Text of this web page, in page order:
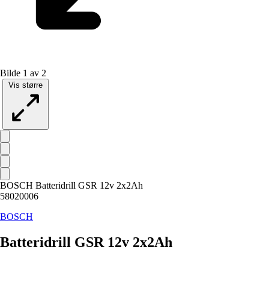
Bilde 1 av 2
Vis større
BOSCH Batteridrill GSR 12v 2x2Ah
58020006
BOSCH
Batteridrill GSR 12v 2x2Ah